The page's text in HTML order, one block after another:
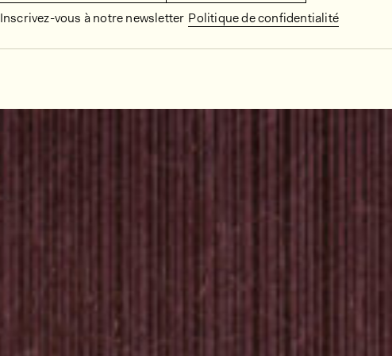
Inscrivez-vous à notre newsletter Politique de confidentialité